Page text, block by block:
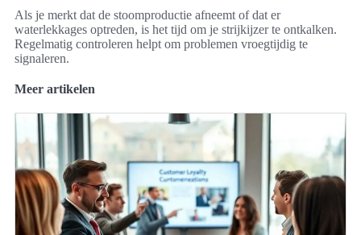
Als je merkt dat de stoomproductie afneemt of dat er
waterlekkages optreden, is het tijd om je strijkijzer te ontkalken.
Regelmatig controleren helpt om problemen vroegtijdig te
signaleren.
Meer artikelen